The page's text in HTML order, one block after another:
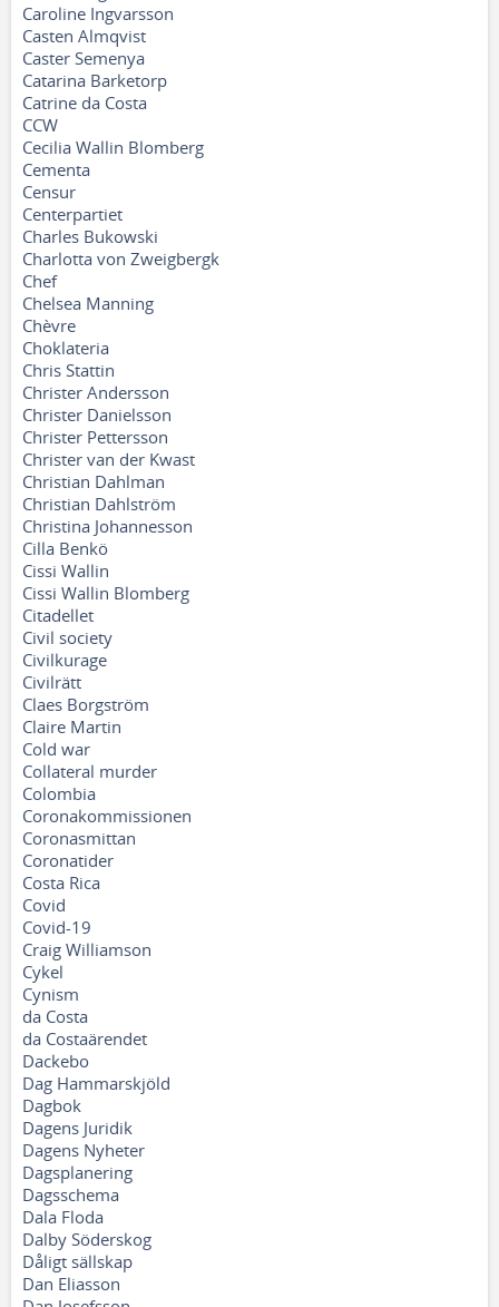
Caroline Ingvarsson
Casten Almqvist
Caster Semenya
Catarina Barketorp
Catrine da Costa
CCW
Cecilia Wallin Blomberg
Cementa
Censur
Centerpartiet
Charles Bukowski
Charlotta von Zweigbergk
Chef
Chelsea Manning
Chèvre
Choklateria
Chris Stattin
Christer Andersson
Christer Danielsson
Christer Pettersson
Christer van der Kwast
Christian Dahlman
Christian Dahlström
Christina Johannesson
Cilla Benkö
Cissi Wallin
Cissi Wallin Blomberg
Citadellet
Civil society
Civilkurage
Civilrätt
Claes Borgström
Claire Martin
Cold war
Collateral murder
Colombia
Coronakommissionen
Coronasmittan
Coronatider
Costa Rica
Covid
Covid-19
Craig Williamson
Cykel
Cynism
da Costa
da Costaärendet
Dackebo
Dag Hammarskjöld
Dagbok
Dagens Juridik
Dagens Nyheter
Dagsplanering
Dagsschema
Dala Floda
Dalby Söderskog
Dåligt sällskap
Dan Eliasson